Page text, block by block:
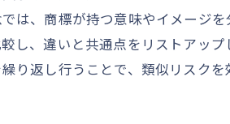
のコツ
は、商標が持つ意味やイメージ
し、違いと共通点をリストアップ
り返し行うことで、類似リスク